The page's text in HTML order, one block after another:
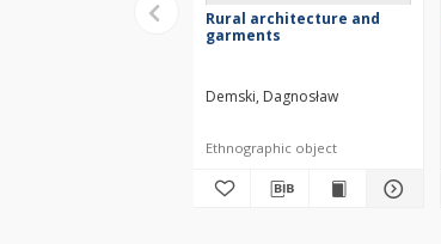
Rural architecture and
garments
Demski, Dagnosław
Ethnographic object